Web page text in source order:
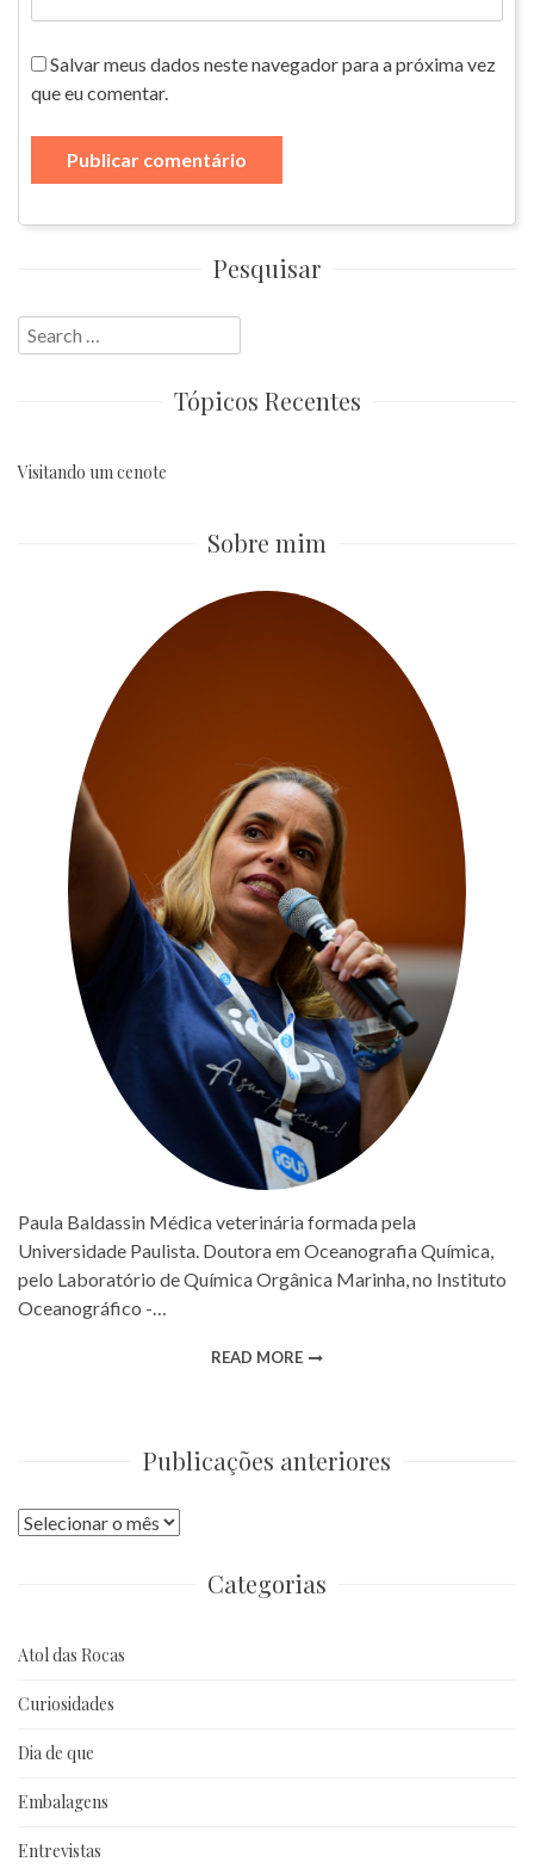
Salvar meus dados neste navegador para a próxima vez
que eu comentar.
Pesquisar
Search
for:
Tópicos Recentes
Visitando um cenote
Sobre mim
Paula Baldassin Médica veterinária formada pela
Universidade Paulista. Doutora em Oceanografia Química,
pelo Laboratório de Química Orgânica Marinha, no Instituto
Oceanográfico -…
READ MORE
Publicações anteriores
Publicações
Categorias
Atol das Rocas
Curiosidades
Dia de que
Embalagens
Entrevistas